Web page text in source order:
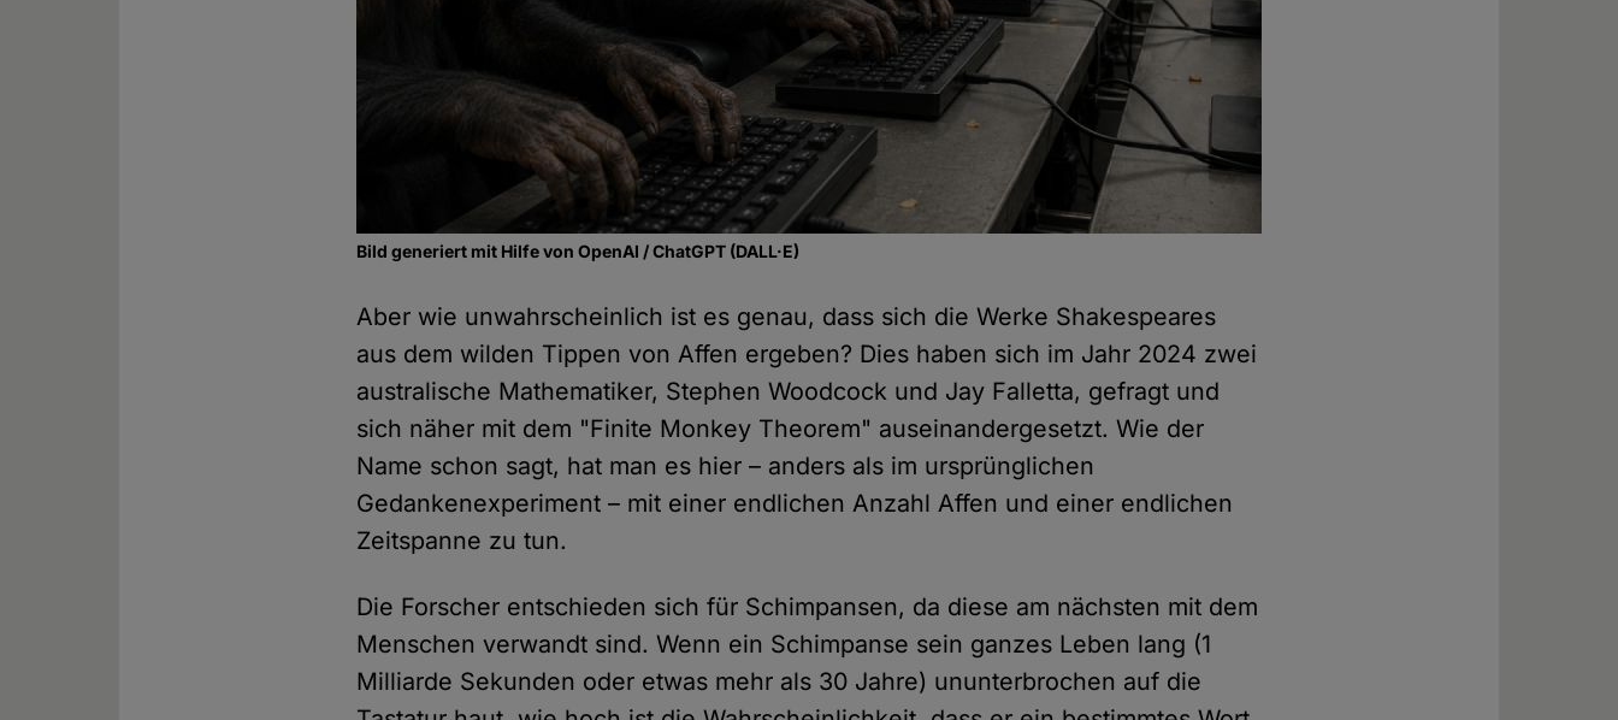
Bild generiert mit Hilfe von OpenAI / ChatGPT (DALL·E)
Aber wie unwahrscheinlich ist es genau, dass sich die Werke Shakespeares
aus dem wilden Tippen von Affen ergeben? Dies haben sich im Jahr 2024 zwei
australische Mathematiker, Stephen Woodcock und Jay Falletta, gefragt und
sich näher mit dem "Finite Monkey Theorem" auseinandergesetzt. Wie der
Name schon sagt, hat man es hier – anders als im ursprünglichen
Gedankenexperiment – mit einer endlichen Anzahl Affen und einer endlichen
Zeitspanne zu tun.
Die Forscher entschieden sich für Schimpansen, da diese am nächsten mit dem
Menschen verwandt sind. Wenn ein Schimpanse sein ganzes Leben lang (1
Milliarde Sekunden oder etwas mehr als 30 Jahre) ununterbrochen auf die